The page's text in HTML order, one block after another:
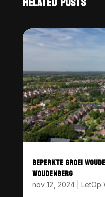
BEPERKTE GROEI
WOUDENBERG
nov 12, 2024| LetOp